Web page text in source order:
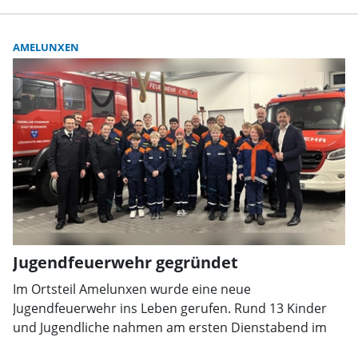
AMELUNXEN
Jugendfeuerwehr gegründet
Im Ortsteil Amelunxen wurde eine neue
Jugendfeuerwehr ins Leben gerufen. Rund 13 Kinder
und Jugendliche nahmen am ersten Dienstabend im